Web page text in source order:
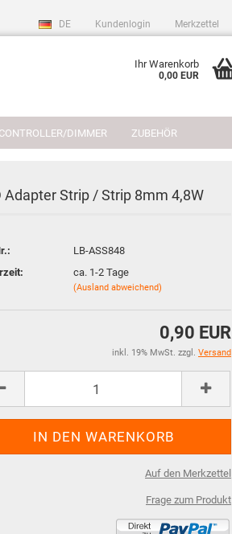
DE Kundenlogin Merkzettel
Ihr Warenkorb
0,00 EUR
DIMMER ZUBEHÖR
Adapter Strip / Strip 8mm 4,8W
LB-ASS848
ca. 1-2 Tage
(Ausland abweichend)
0,90 EUR
inkl. 19% MwSt. zzgl. Versand
Auf den Merkzettel
Frage zum Produkt